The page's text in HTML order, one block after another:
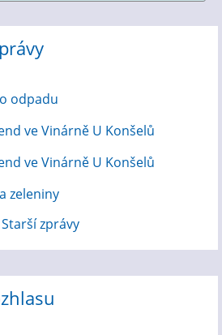
odpadu
ve Vinárně U Konšelů
ve Vinárně U Konšelů
zeleniny
Starší zprávy